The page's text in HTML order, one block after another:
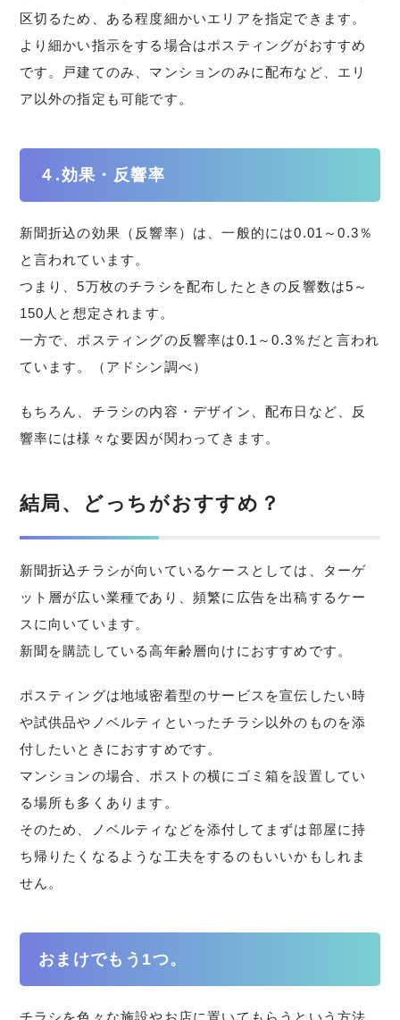
区切るため、ある程度細かいエリアを指定できます。
より細かい指示をする場合はポスティングがおすすめ
です。戸建てのみ、マンションのみに配布など、エリ
ア以外の指定も可能です。
４.効果・反響率
新聞折込の効果（反響率）は、一般的には0.01～0.3％
と言われています。
つまり、5万枚のチラシを配布したときの反響数は5～
150人と想定されます。
一方で、ポスティングの反響率は0.1～0.3％だと言われ
ています。（アドシン調べ）
もちろん、チラシの内容・デザイン、配布日など、反
響率には様々な要因が関わってきます。
結局、どっちがおすすめ？
新聞折込チラシが向いているケースとしては、ターゲ
ット層が広い業種であり、頻繁に広告を出稿するケー
スに向いています。
新聞を購読している高年齢層向けにおすすめです。
ポスティングは地域密着型のサービスを宣伝したい時
や試供品やノベルティといったチラシ以外のものを添
付したいときにおすすめです。
マンションの場合、ポストの横にゴミ箱を設置してい
る場所も多くあります。
そのため、ノベルティなどを添付してまずは部屋に持
ち帰りたくなるような工夫をするのもいいかもしれま
せん。
おまけでもう1つ。
チラシを色々な施設やお店に置いてもらうという方法